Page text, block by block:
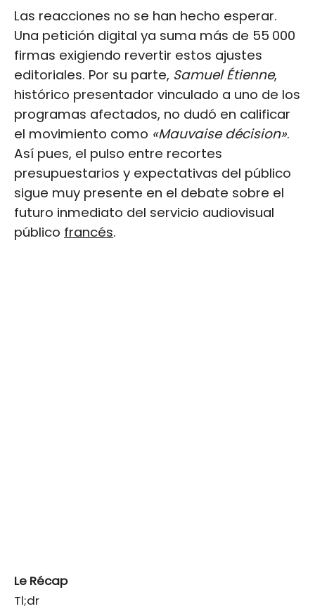
Las reacciones no se han hecho esperar.
Una petición digital ya suma más de 55 000
firmas exigiendo revertir estos ajustes
editoriales. Por su parte, Samuel Étienne,
histórico presentador vinculado a uno de los
programas afectados, no dudó en calificar
el movimiento como «Mauvaise décision».
Así pues, el pulso entre recortes
presupuestarios y expectativas del público
sigue muy presente en el debate sobre el
futuro inmediato del servicio audiovisual
público francés.
Le Récap
Tl;dr